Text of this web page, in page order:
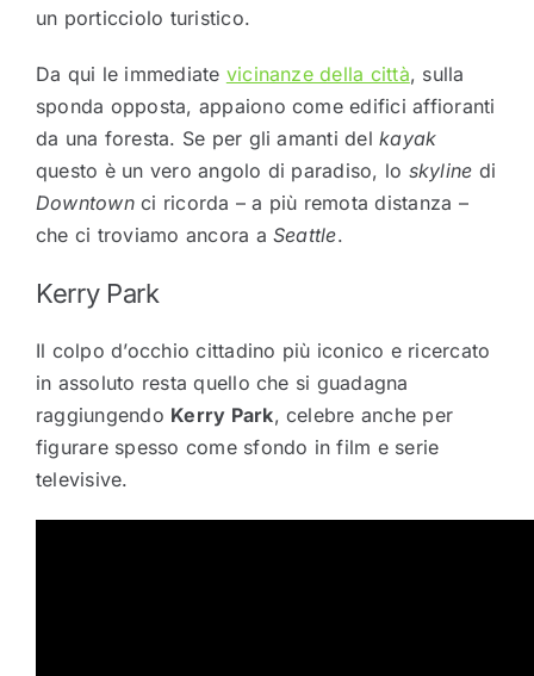
un porticciolo turistico.
Da qui le immediate vicinanze della città, sulla
sponda opposta, appaiono come edifici affioranti
da una foresta. Se per gli amanti delkayak
questo è un vero angolo di paradiso, lo skyline di
Downtownci ricorda – a più remota distanza –
che ci troviamo ancora aSeattle.
Kerry Park
Il colpo d’occhio cittadino più iconico e ricercato
in assoluto resta quello che si guadagna
raggiungendo Kerry Park, celebre anche per
figurare spesso come sfondo in film e serie
televisive.